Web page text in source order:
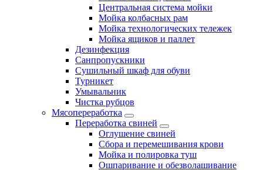
Центральная система мойки
Мойка колбасных рам
Мойка технологических тележек
Мойка ящиков и паллет
Дезинфекция
Санпропускники
Сушильный шкаф для обуви
Турникет
Умывальник
Чистка рубцов
Мясопереработка
Переработка свиней
Оглушение свиней
Сбора и перемешивания крови
Мойка и полировка туш
Ошпаривание и обезволашивание